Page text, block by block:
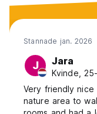
Stannade jan. 2026
J Jara
Kvinde,
Very friendly nice
nature area to